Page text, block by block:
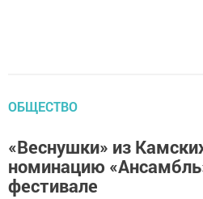
ОБЩЕСТВО
«Веснушки» из
номинацию
фестивале